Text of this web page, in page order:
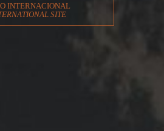
INTERNACIONAL
SITE